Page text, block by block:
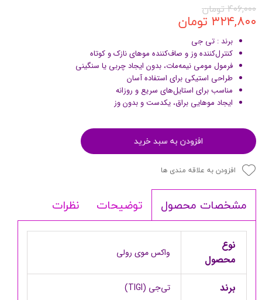
۴۰۶,۰۰۰ تومان
۳۲۴,۸۰۰ تومان
برند : تی جی
کنترل‌کننده وز و صاف‌کننده موهای نازک و کوتاه
فرمول مومی نیمه‌مات، بدون ایجاد چربی یا سنگینی
طراحی استیکی برای استفاده آسان
مناسب برای استایل‌های سریع و روزانه
ایجاد موهایی براق، یکدست و بدون وز
افزودن به سبد خرید
افزودن به علاقه مندی ها
مشخصات محصول توضیحات نظرات
نوع
محصول
واکس موی رولی
برند تی‌جی (TIGI)